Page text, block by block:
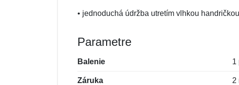
• jednoduchá údržba utretím vlhkou handričkou
Parametre
Balenie 1
Záruka 2